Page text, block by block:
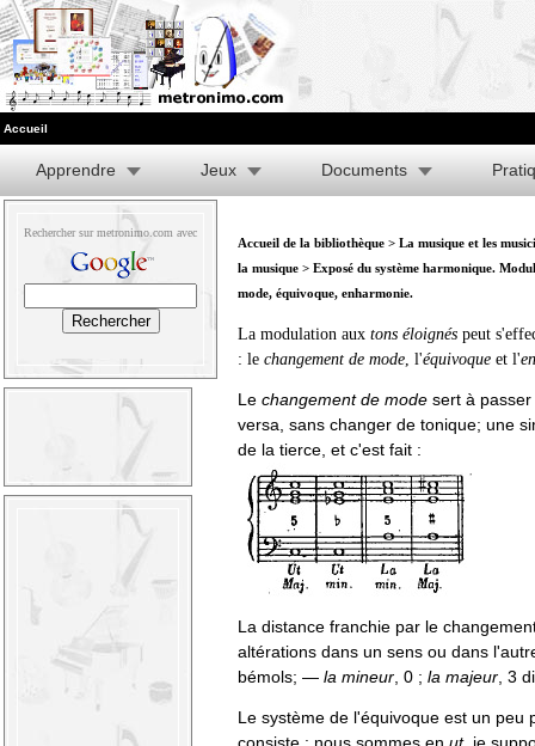
Accueil
Apprendre Jeux Documents
Rechercher sur metronimo.com avec
Accueil de la bibliothèque > La musique et les
la musique > Exposé du système harmonique.
mode, équivoque, enharmonie.
La modulation aux tons éloignés peut
: le changement de mode , l'équivoque et l'
Le changement de mode sert à
versa, sans changer de tonique; une
de la tierce, et c'est fait :
La distance franchie par le
altérations dans un sens ou dans
bémols; — la mineur , 0 ; la majeur , 3
Le système de l'équivoque est un peu